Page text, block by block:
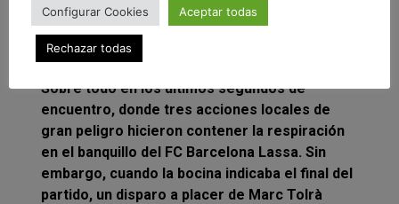
disparo.
El juego de cinco con Araça como portero
jugador generó mucho peligro en el área culé.
Sobre todo en los últimos segundos de
encuentro, donde tres acciones locales de
gran peligro hicieron contener la respiración
en el banquillo del FC Barcelona Lassa. Sin
embargo, cuando la bocina indicaba el final del
partido, un disparo a placer de Marc Tolrà
Configurar Cookies Aceptar todas
Rechazar todas